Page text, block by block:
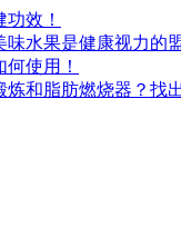
效！
味水果是健康视力的
使用！
和脂肪燃烧器？找